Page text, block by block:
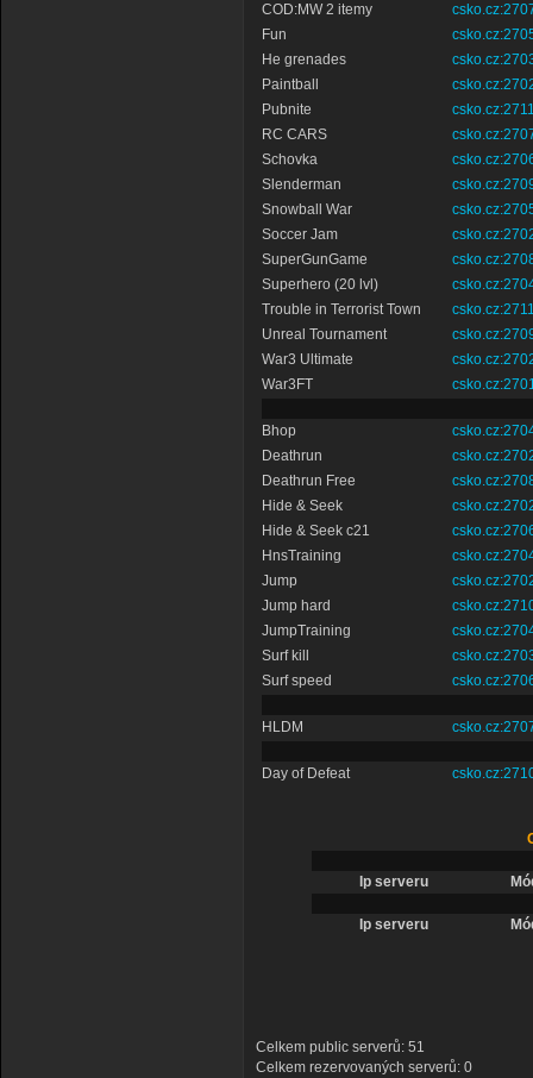
COD:MW 2 itemy
Fun
He grenades
Paintball
Pubnite
RC CARS
Schovka
Slenderman
Snowball War
Soccer Jam
SuperGunGame
Superhero (20 lvl)
Trouble in Terrorist Town
Unreal Tournament
War3 Ultimate
War3FT
Bhop
Deathrun
Deathrun Free
Hide & Seek
Hide & Seek c21
HnsTraining
Jump
Jump hard
JumpTraining
Surf kill
Surf speed
HLDM
Day of Defeat
Ip serveru
Ip serveru
Celkem public serverů: 51
Celkem rezervovaných serverů: 0